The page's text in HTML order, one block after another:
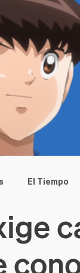
El Tiempo